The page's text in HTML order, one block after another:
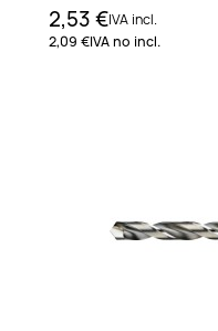
2,53 €IVA incl.
2,09 €IVA no incl.